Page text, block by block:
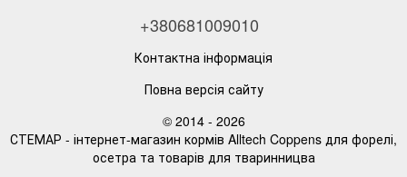
+380681009010
Контактна інформація
Повна версія сайту
© 2014 - 2026
СТЕМАР - інтернет-магазин кормів Alltech Coppens для форелі,
осетра та товарів для тваринницва